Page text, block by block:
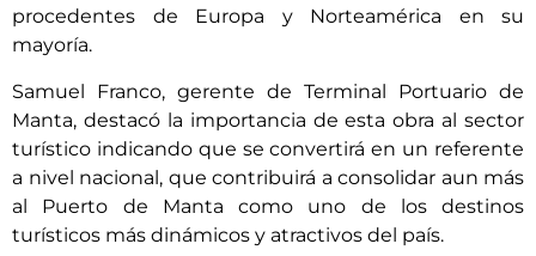
procedentes de Europa y Norteamérica en su
mayoría.
Samuel Franco, gerente de Terminal Portuario de
Manta, destacó la importancia de esta obra al sector
turístico indicando que se convertirá en un referente
a nivel nacional, que contribuirá a consolidar aun más
al Puerto de Manta como uno de los destinos
turísticos más dinámicos y atractivos del país.